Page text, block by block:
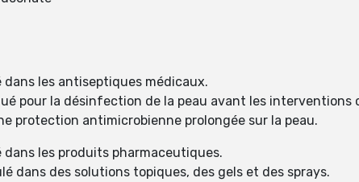
les antiseptiques médicaux.
pour la désinfection de la peau avant les
protection antimicrobienne prolongée sur la peau.
les produits pharmaceutiques.
dans des solutions topiques, des gels et des sprays.